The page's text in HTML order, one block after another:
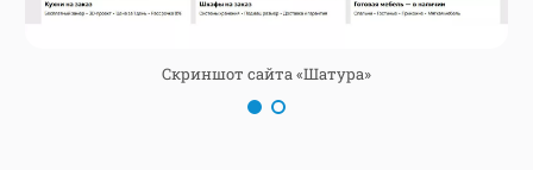
Скриншот сайта «Шатура»